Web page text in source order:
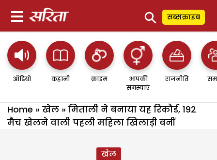
⚲ सब्सक्राइब
ऑडियो कहानी क्राइम
आपकी
समस्याएं
राजनीति
Home » खेल » मिताली ने बनाया यह रिकौर्ड, 192
मैच खेलने वाली पहली महिला खिलाड़ी बनीं
खेल